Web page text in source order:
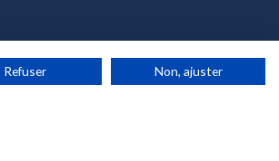
Refuser Non, ajuster